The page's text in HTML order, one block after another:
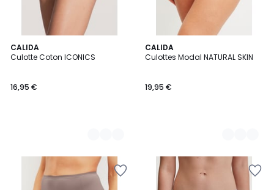
CALIDA
Culotte Coton ICONICS
16,95 €
2
Couleurs
CALIDA
Culottes Modal NATURAL SKIN
19,95 €
6
Couleurs